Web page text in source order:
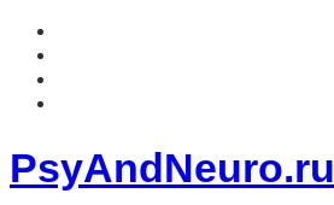
PsyAndNeuro.ru